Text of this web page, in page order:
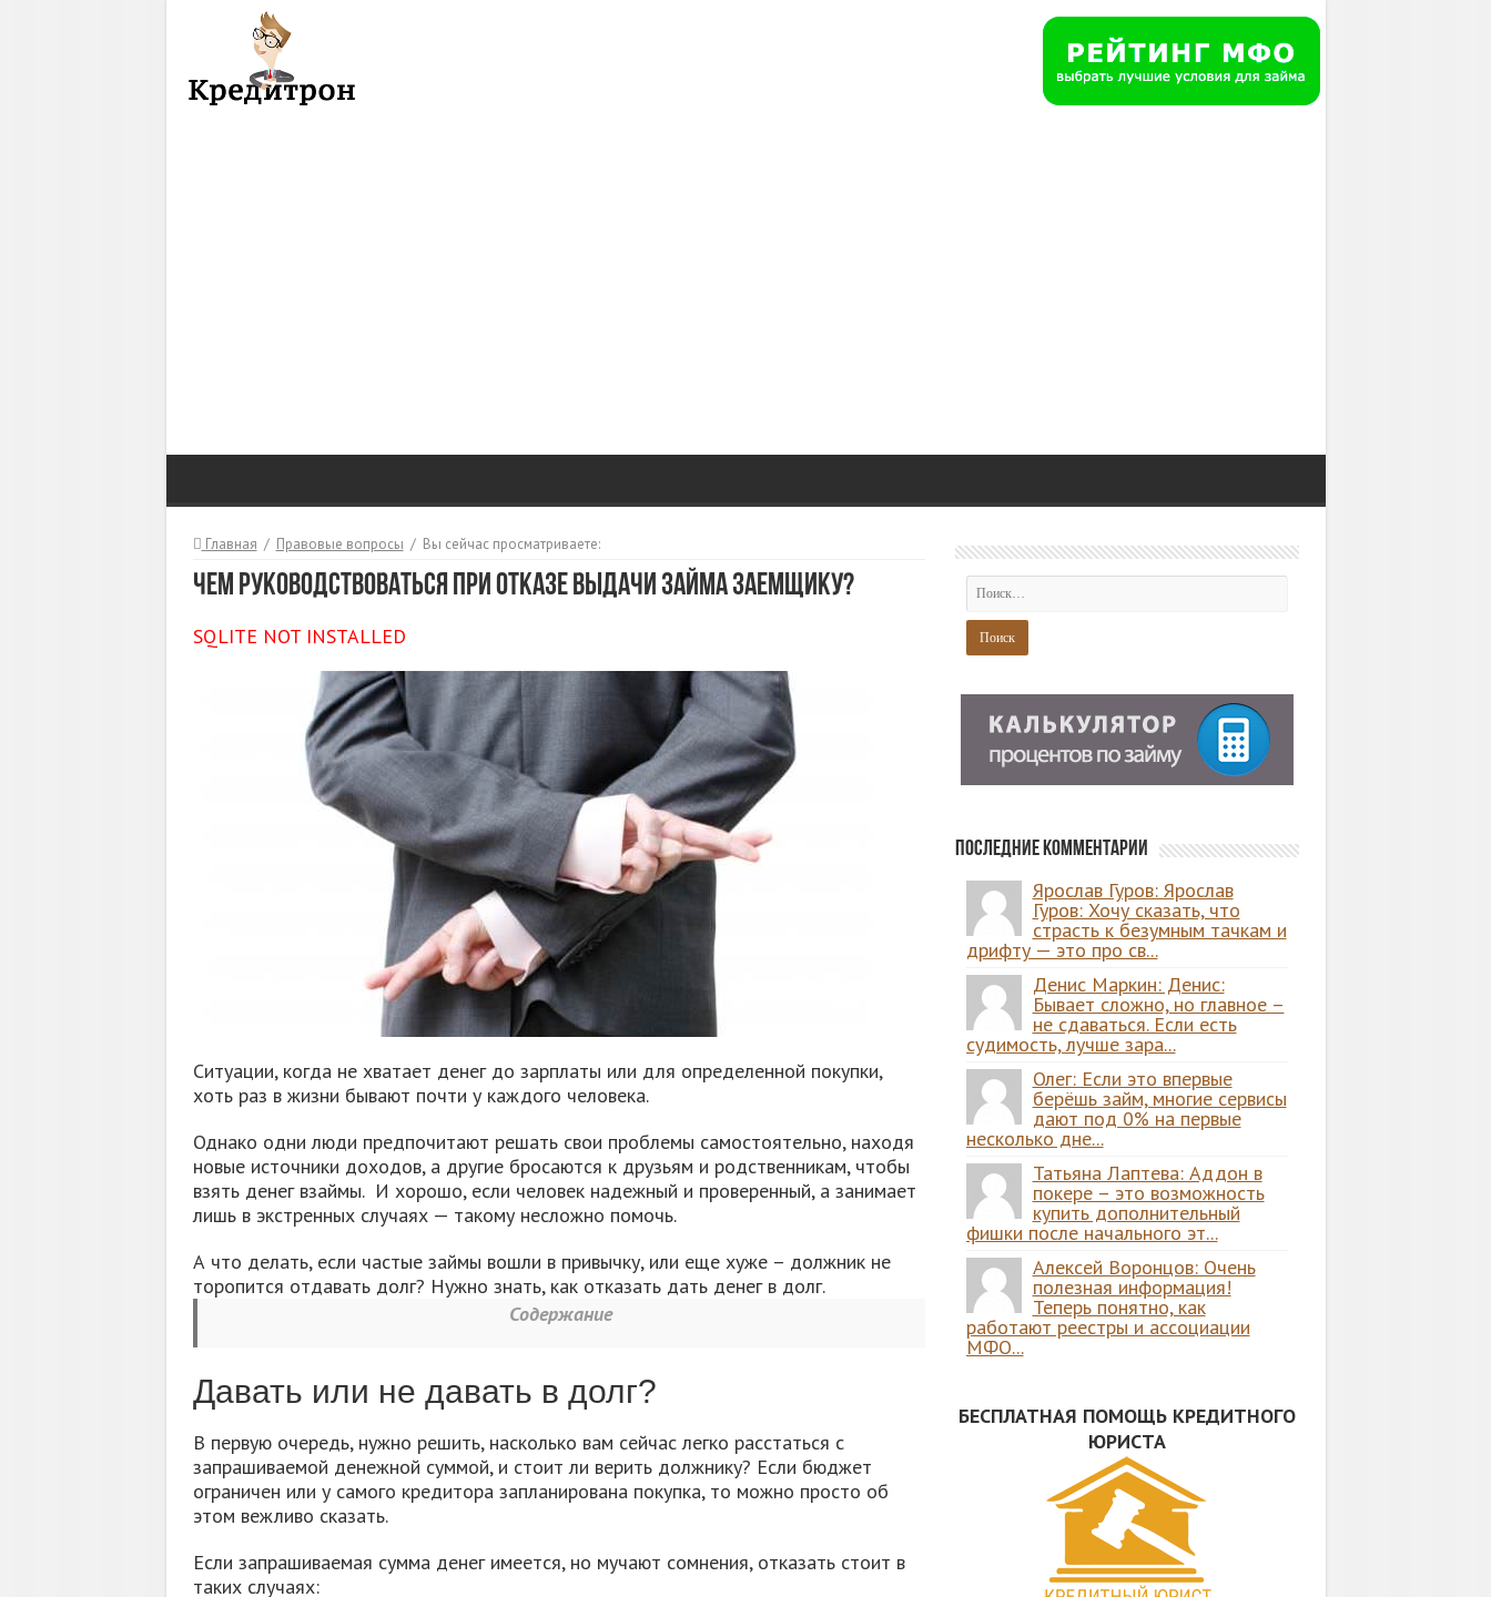
Главная / Правовые вопросы / Вы сейчас просматриваете:
Чем руководствоваться при отказе выдачи займа заемщику?
SQLITE NOT INSTALLED
Ситуации, когда не хватает денег до зарплаты или для определенной покупки,
хоть раз в жизни бывают почти у каждого человека.
Однако одни люди предпочитают решать свои проблемы самостоятельно, находя
новые источники доходов, а другие бросаются к друзьям и родственникам, чтобы
взять денег взаймы. И хорошо, если человек надежный и проверенный, а занимает
лишь в экстренных случаях — такому несложно помочь.
А что делать, если частые займы вошли в привычку, или еще хуже – должник не
торопится отдавать долг? Нужно знать, как отказать дать денег в долг.
Содержание
Давать или не давать в долг?
В первую очередь, нужно решить, насколько вам сейчас легко расстаться с
запрашиваемой денежной суммой, и стоит ли верить должнику? Если бюджет
ограничен или у самого кредитора запланирована покупка, то можно просто об
этом вежливо сказать.
Если запрашиваемая сумма денег имеется, но мучают сомнения, отказать стоит в
таких случаях:
Последние комментарии
Ярослав Гуров: Ярослав
Гуров: Хочу сказать, что
страсть к безумным тачкам и
дрифту — это про св...
Денис Маркин: Денис:
Бывает сложно, но главное –
не сдаваться. Если есть
судимость, лучше зара...
Олег: Если это впервые
берёшь займ, многие сервисы
дают под 0% на первые
несколько дне...
Татьяна Лаптева: Аддон в
покере – это возможность
купить дополнительный
фишки после начального эт...
Алексей Воронцов: Очень
полезная информация!
Теперь понятно, как
работают реестры и ассоциации
МФО...
БЕСПЛАТНАЯ ПОМОЩЬ КРЕДИТНОГО
ЮРИСТА